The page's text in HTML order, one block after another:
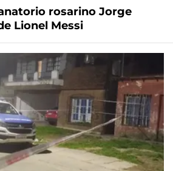
rosarino Jorge
Lionel Messi